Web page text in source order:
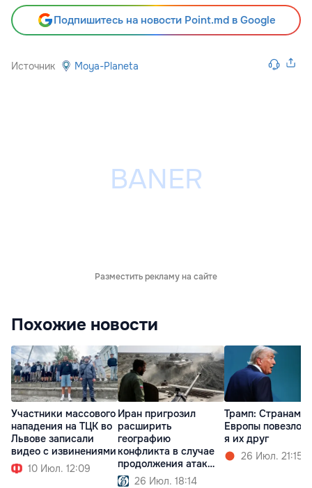
Подпишитесь на новости Point.md в Google
Источник Moya-Planeta
Разместить рекламу на сайте
Похожие новости
Участники массового
нападения на ТЦК во
Львове записали
видео с извинениями
10 Июл. 12:09
Иран пригрозил
расширить
географию
конфликта в случае
продолжения атак
США26 Июл. 18:14
Трамп: Cтранам
Европы повезло,
я их друг
26 Июл. 21:15